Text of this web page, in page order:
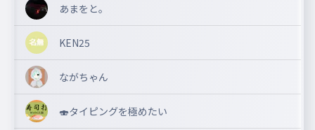
あまをと。
KEN25
ながちゃん
🍣タイピングを極めたい